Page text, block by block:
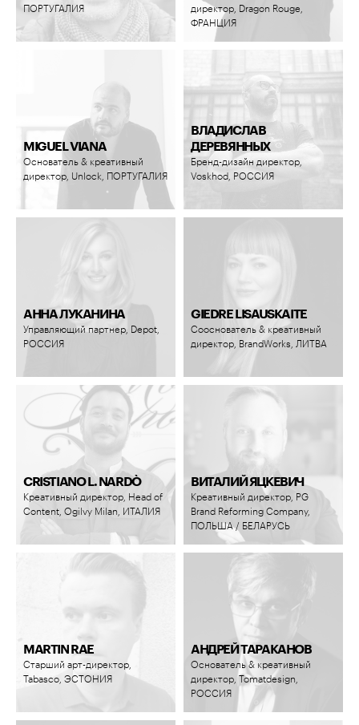
ПОРТУГАЛИЯ
директор, Dragon Rouge,
ФРАНЦИЯ
MIGUEL VIANA
Основатель & креативный
директор, Unlock, ПОРТУГАЛИЯ
ВЛАДИСЛАВ
ДЕРЕВЯННЫХ
Бренд-дизайн директор,
Voskhod, РОССИЯ
АННА ЛУКАНИНА
Управляющий партнер, Depot,
РОССИЯ
GIEDRE LISAUSKAITE
Сооснователь & креативный
директор, BrandWorks, ЛИТВА
CRISTIANO L. NARDÒ
Креативный директор, Head of
Content, Ogilvy Milan, ИТАЛИЯ
ВИТАЛИЙ ЯЦКЕВИЧ
Креативный директор, PG
Brand Reforming Company,
ПОЛЬША / БЕЛАРУСЬ
MARTIN RAE
Старший арт-директор,
Tabasco, ЭСТОНИЯ
АНДРЕЙ ТАРАКАНОВ
Основатель & креативный
директор, Tomatdesign,
РОССИЯ